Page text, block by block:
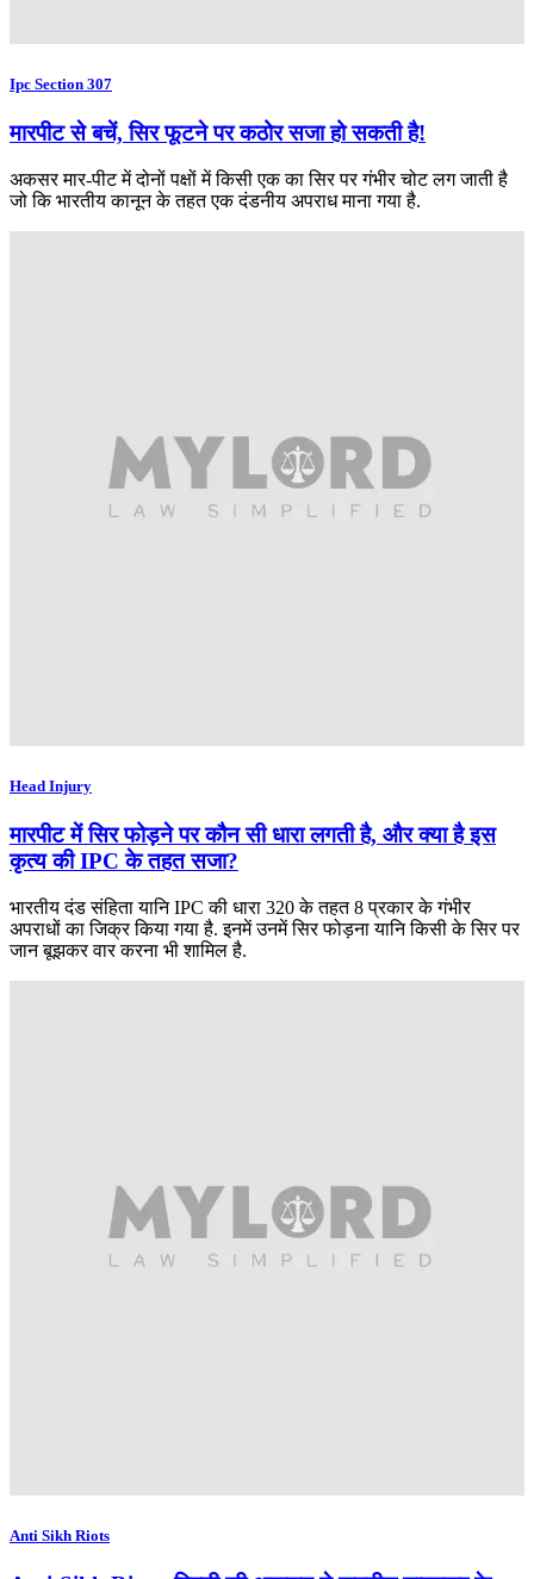
Ipc Section 307
मारपीट से बचें, सिर फूटने पर कठोर सजा हो सकती है!
अकसर मार-पीट में दोनों पक्षों में किसी एक का सिर पर गंभीर चोट लग जाती है
जो कि भारतीय कानून के तहत एक दंडनीय अपराध माना गया है.
Head Injury
मारपीट में सिर फोड़ने पर कौन सी धारा लगती है, और क्या है इस
कृत्य की IPC के तहत सजा?
भारतीय दंड संहिता यानि IPC की धारा 320 के तहत 8 प्रकार के गंभीर
अपराधों का जिक्र किया गया है. इनमें उनमें सिर फोड़ना यानि किसी के सिर पर
जान बूझकर वार करना भी शामिल है.
Anti Sikh Riots